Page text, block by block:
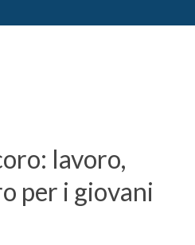
lavoro,
per i giovani